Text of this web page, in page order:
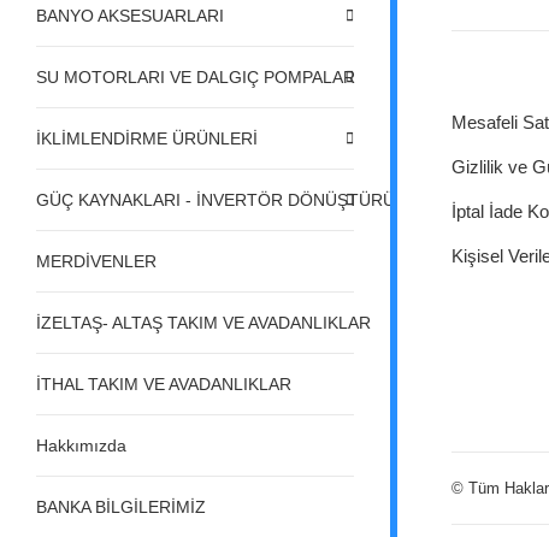
BANYO AKSESUARLARI
SU MOTORLARI VE DALGIÇ POMPALAR
İKLİMLENDİRME ÜRÜNLERİ
GÜÇ KAYNAKLARI - İNVERTÖR DÖNÜŞTÜRÜCÜLER -
MERDİVENLER
İZELTAŞ- ALTAŞ TAKIM VE AVADANLIKLAR
İTHAL TAKIM VE AVADANLIKLAR
Hakkımızda
BANKA BİLGİLERİMİZ
Mesafeli
Gizlilik ve
İptal İade
Kişisel
© Tüm